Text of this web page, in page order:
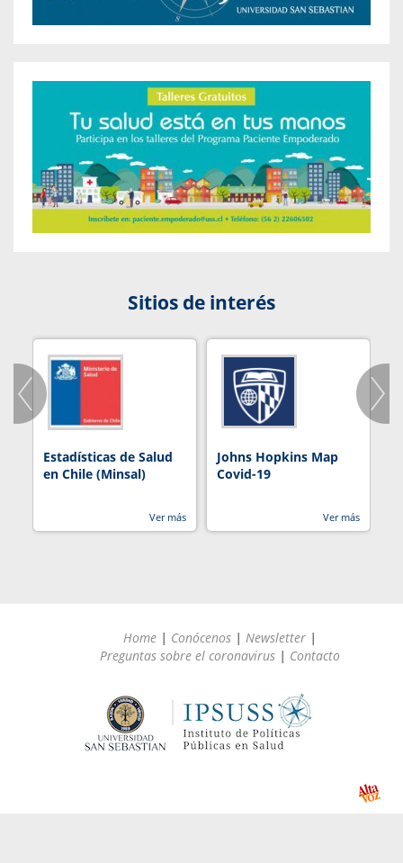
Sitios de interés
Estadísticas de Salud
en Chile (Minsal)
Ver más
Johns Hopkins Map
Covid-19
Ver más
Home | Conócenos | Newsletter |
Preguntas sobre el coronavirus | Contacto